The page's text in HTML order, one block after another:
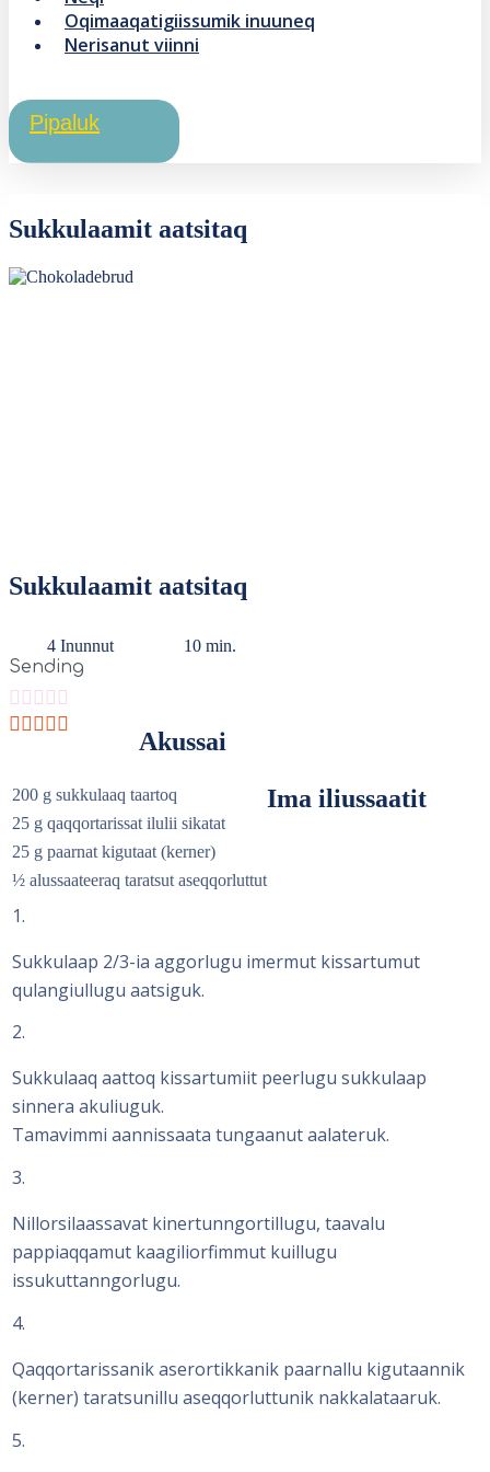
Oqimaaqatigiissumik inuuneq
Nerisanut viinni
Pipaluk
Sukkulaamit aatsitaq
Sukkulaamit aatsitaq
4 Inunnut 10 min.
Sending
Akussai
200 g sukkulaaq taartoq
25 g qaqqortarissat ilulii sikatat
25 g paarnat kigutaat (kerner)
½ alussaateeraq taratsut aseqqorluttut
Ima iliussaatit
1
Sukkulaap 2/3-ia aggorlugu imermut kissartumut
qulangiullugu aatsiguk.
2
Sukkulaaq aattoq kissartumiit peerlugu sukkulaap
sinnera akuliuguk.
Tamavimmi aannissaata tungaanut aalateruk.
3
Nillorsilaassavat kinertunngortillugu, taavalu
pappiaqqamut kaagiliorfimmut kuillugu
issukuttanngorlugu.
4
Qaqqortarissanik aserortikkanik paarnallu kigutaannik
(kerner) taratsunillu aseqqorluttunik nakkalataaruk.
5